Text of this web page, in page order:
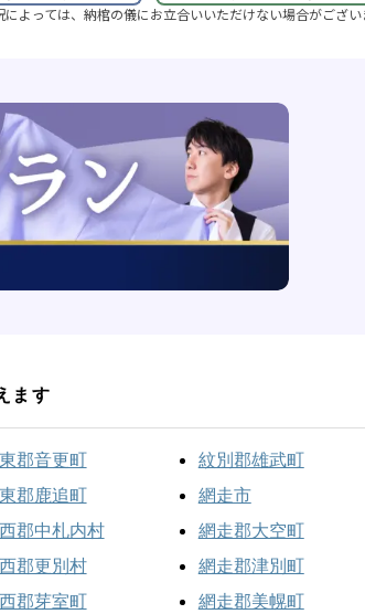
っては、納棺の儀にお立合いいただけない場合がござい
ます
郡音更町
郡鹿追町
郡中札内村
郡更別村
郡芽室町
紋別郡雄武町
網走市
網走郡大空町
網走郡津別町
網走郡美幌町